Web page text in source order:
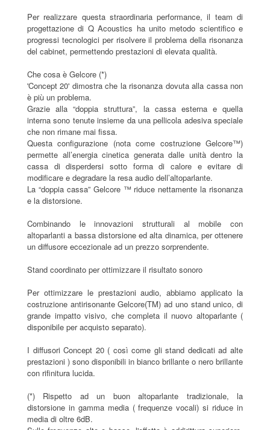
Per realizzare questa straordinaria performance, il team di
progettazione di Q Acoustics ha unito metodo scientifico e
progressi tecnologici per risolvere il problema della risonanza
del cabinet, permettendo prestazioni di elevata qualità.
Che cosa è Gelcore (*)
'Concept 20' dimostra che la risonanza dovuta alla cassa non
è più un problema.
Grazie alla “doppia struttura”, la cassa esterna e quella
interna sono tenute insieme da una pellicola adesiva speciale
che non rimane mai fissa.
Questa configurazione (nota come costruzione Gelcore™)
permette all’energia cinetica generata dalle unità dentro la
cassa di disperdersi sotto forma di calore e evitare di
modificare e degradare la resa audio dell’altoparlante.
La “doppia cassa” Gelcore ™ riduce nettamente la risonanza
e la distorsione.
Combinando le innovazioni strutturali al mobile con
altoparlanti a bassa distorsione ed alta dinamica, per ottenere
un diffusore eccezionale ad un prezzo sorprendente.
Stand coordinato per ottimizzare il risultato sonoro
Per ottimizzare le prestazioni audio, abbiamo applicato la
costruzione antirisonante Gelcore(TM) ad uno stand unico, di
grande impatto visivo, che completa il nuovo altoparlante (
disponibile per acquisto separato).
I diffusori Concept 20 ( così come gli stand dedicati ad alte
prestazioni ) sono disponibili in bianco brillante o nero brillante
con rifinitura lucida.
(*) Rispetto ad un buon altoparlante tradizionale, la
distorsione in gamma media ( frequenze vocali) si riduce in
media di oltre 6dB.